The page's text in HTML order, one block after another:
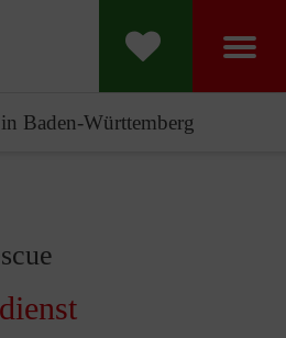
Baden-Württemberg